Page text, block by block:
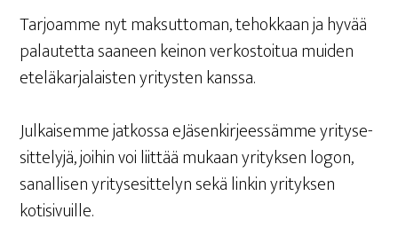
Tar­joam­me nyt mak­sut­to­man, tehok­kaan ja hyvää
palau­tet­ta saa­neen kei­non ver­kos­toi­tua mui­den
ete­lä­kar­ja­lais­ten yri­tys­ten kanssa.
Jul­kai­sem­me jat­kos­sa eJä­sen­kir­jees­säm­me yri­ty­se­
sit­te­ly­jä, joi­hin voi liit­tää mukaan yri­tyk­sen logon,
sanal­li­sen yri­ty­se­sit­te­lyn sekä lin­kin yri­tyk­sen
kotisivuille.